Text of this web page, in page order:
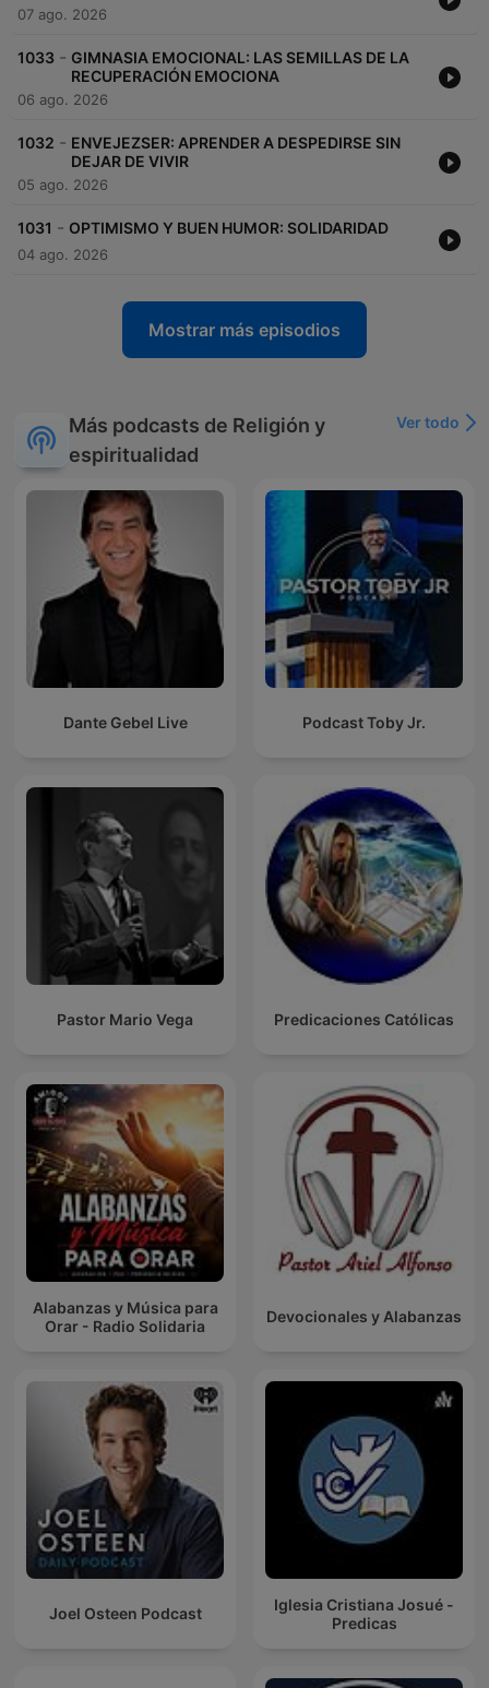
07 ago. 2026
1033 - GIMNASIA EMOCIONAL: LAS SEMILLAS DE LA
RECUPERACIÓN EMOCIONA
06 ago. 2026
1032 - ENVEJEZSER: APRENDER A DESPEDIRSE SIN
DEJAR DE VIVIR
05 ago. 2026
1031 - OPTIMISMO Y BUEN HUMOR: SOLIDARIDAD
04 ago. 2026
Mostrar más episodios
Más podcasts de Religión y
espiritualidad
Ver todo
Dante Gebel Live Podcast Toby Jr.
Pastor Mario Vega Predicaciones Católicas
Alabanzas y Música para
Orar - Radio Solidaria
Devocionales y Alabanzas
Joel Osteen Podcast
Iglesia Cristiana Josué -
Predicas